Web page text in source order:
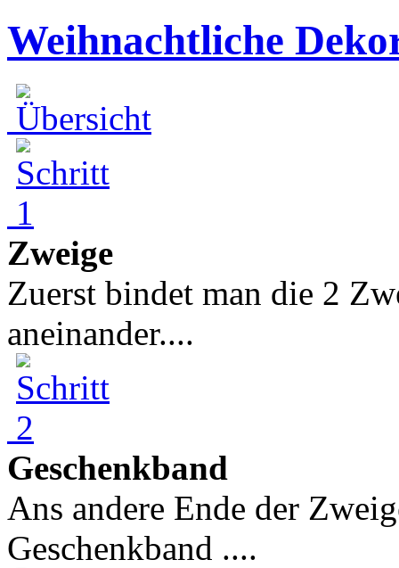
Weihnachtliche
Zweige
Zuerst bindet man die 2
aneinander....
Geschenkband
Ans andere Ende der
Geschenkband ....